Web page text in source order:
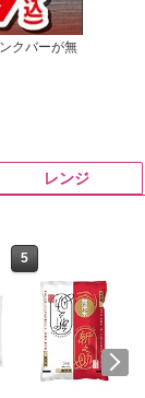
クバーが無
5
レンジ